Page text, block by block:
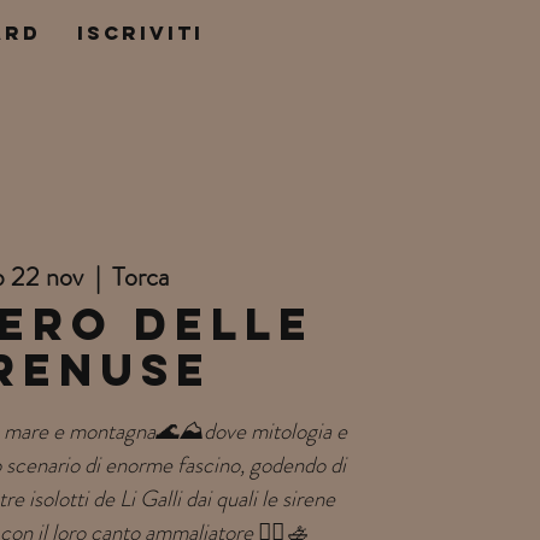
ISCRIVITI
22 nov
  |
Torca
delle
mare e montagna🌊⛰️dove mitologia e
di enorme fascino, godendo di
isolotti de Li Galli dai quali le sirene
incantarono Ulisse con il loro canto ammaliatore 🧜‍♀️🚣